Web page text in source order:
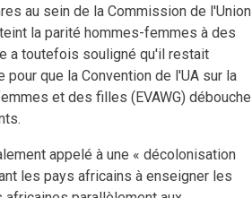
au sein de la Commission de l'Union
la parité hommes-femmes à des
a toutefois souligné qu'il restait
pour que la Convention de l'UA sur la
et des filles (EVAWG) débouche
appelé à une « décolonisation
les pays africains à enseigner les